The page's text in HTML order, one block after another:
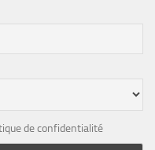
de confidentialité